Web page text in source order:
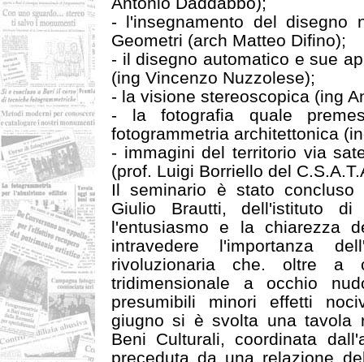
- l'insegnamento del disegno
Geometri (arch Matteo Difino);
- il disegno automatico e sue
(ing Vincenzo Nuzzolese);
- la visione stereoscopica (ing
- la fotografia quale
fotogrammetria architettonica
- immagini del territorio via
(prof. Luigi Borriello del
Il seminario è stato concluso
Giulio Brautti, dell'istituto
l'entusiasmo e la chiarezza
intravedere l'importanza
rivoluzionaria che. oltre a
tridimensionale a occhio
presumibili minori effetti
giugno si è svolta una tavola
Beni Culturali, coordinata
preceduta da una relazione